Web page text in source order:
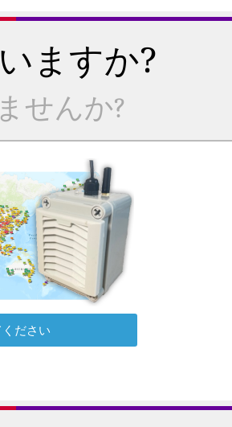
ますか?
せんか?
ださい